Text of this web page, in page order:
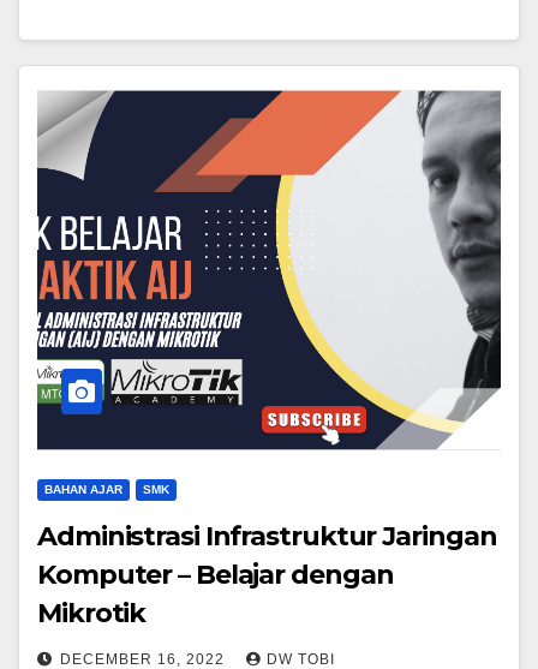
BAHAN AJAR SMK
Administrasi Infrastruktur Jaringan
Komputer – Belajar dengan
Mikrotik
DECEMBER 16, 2022 DW TOBI